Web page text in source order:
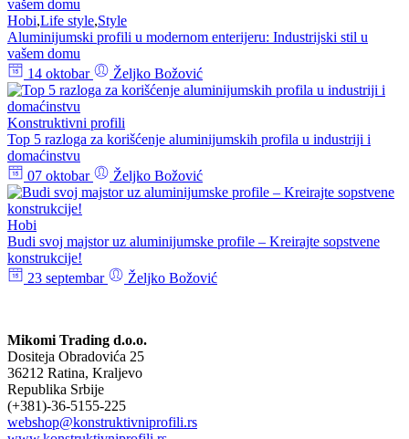
Hobi,Life style,Style
Aluminijumski profili u modernom enterijeru: Industrijski stil u
vašem domu
14 oktobar
Željko Božović
Konstruktivni profili
Top 5 razloga za korišćenje aluminijumskih profila u industriji i
domaćinstvu
07 oktobar
Željko Božović
Hobi
Budi svoj majstor uz aluminijumske profile – Kreirajte sopstvene
konstrukcije!
23 septembar
Željko Božović
Mikomi Trading d.o.o.
Dositeja Obradovića 25
36212 Ratina, Kraljevo
Republika Srbije
(+381)-36-5155-225
webshop@konstruktivniprofili.rs